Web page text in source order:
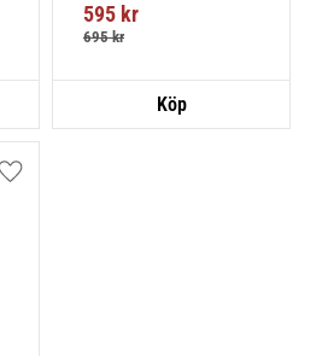
595 kr
695kr
Lägg till i favoriter